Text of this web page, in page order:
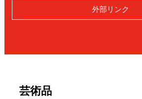
外部リンク
芸術品